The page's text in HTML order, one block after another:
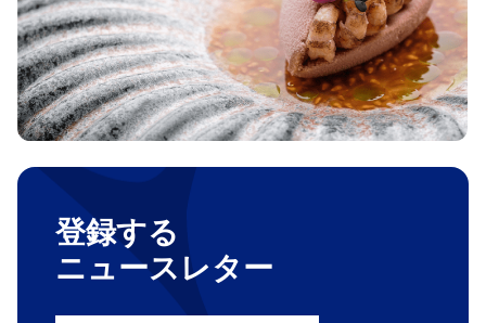
登録する
ニュースレター